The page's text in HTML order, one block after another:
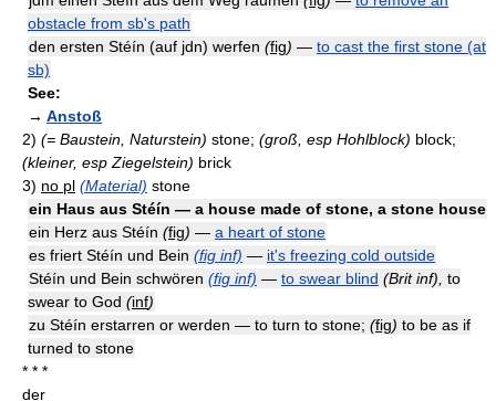
obstacle from sb's path
den ersten Stéín (auf jdn) werfen (fig) — to cast the first stone (at
sb)
See:
→ Anstoß
2) (= Baustein, Naturstein) stone; (groß, esp Hohlblock) block;
(kleiner, esp Ziegelstein) brick
3) no pl (Material) stone
ein Haus aus Stéín — a house made of stone, a stone house
ein Herz aus Stéín (fig) — a heart of stone
es friert Stéín und Bein (fig inf) — it's freezing cold outside
Stéín und Bein schwören (fig inf) — to swear blind (Brit inf), to
swear to God (inf)
zu Stéín erstarren or werden — to turn to stone; (fig) to be as if
turned to stone
* * *
der